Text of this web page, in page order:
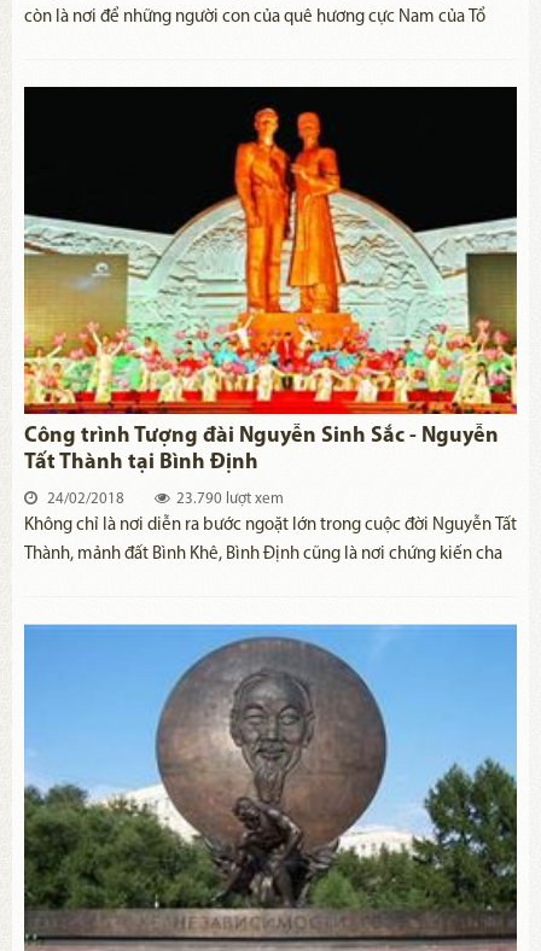
còn là nơi để những người con của quê hương cực Nam của Tổ
Công trình Tượng đài Nguyễn Sinh Sắc - Nguyễn
Tất Thành tại Bình Định
24/02/2018 23.790 lượt xem
Không chỉ là nơi diễn ra bước ngoặt lớn trong cuộc đời Nguyễn Tất
Thành, mảnh đất Bình Khê, Bình Định cũng là nơi chứng kiến cha
Nguyễn Tất Thành bước vào cuộc hành trình vạn dặm tìm đường
cứu dân, cứu nước và không bao giờ được gặp lại người cha thân